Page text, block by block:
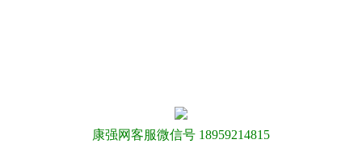
康强网客服微信号 18959214815